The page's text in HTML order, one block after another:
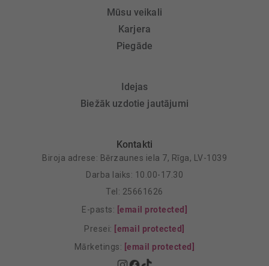
Mūsu veikali
Karjera
Piegāde
Idejas
Biežāk uzdotie jautājumi
Kontakti
Biroja adrese: Bērzaunes iela 7, Rīga, LV-1039
Darba laiks: 10.00-17.30
Tel: 25661626
E-pasts: [email protected]
Presei: [email protected]
Mārketings: [email protected]